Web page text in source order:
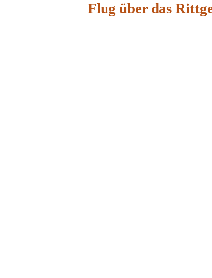
Flug über das